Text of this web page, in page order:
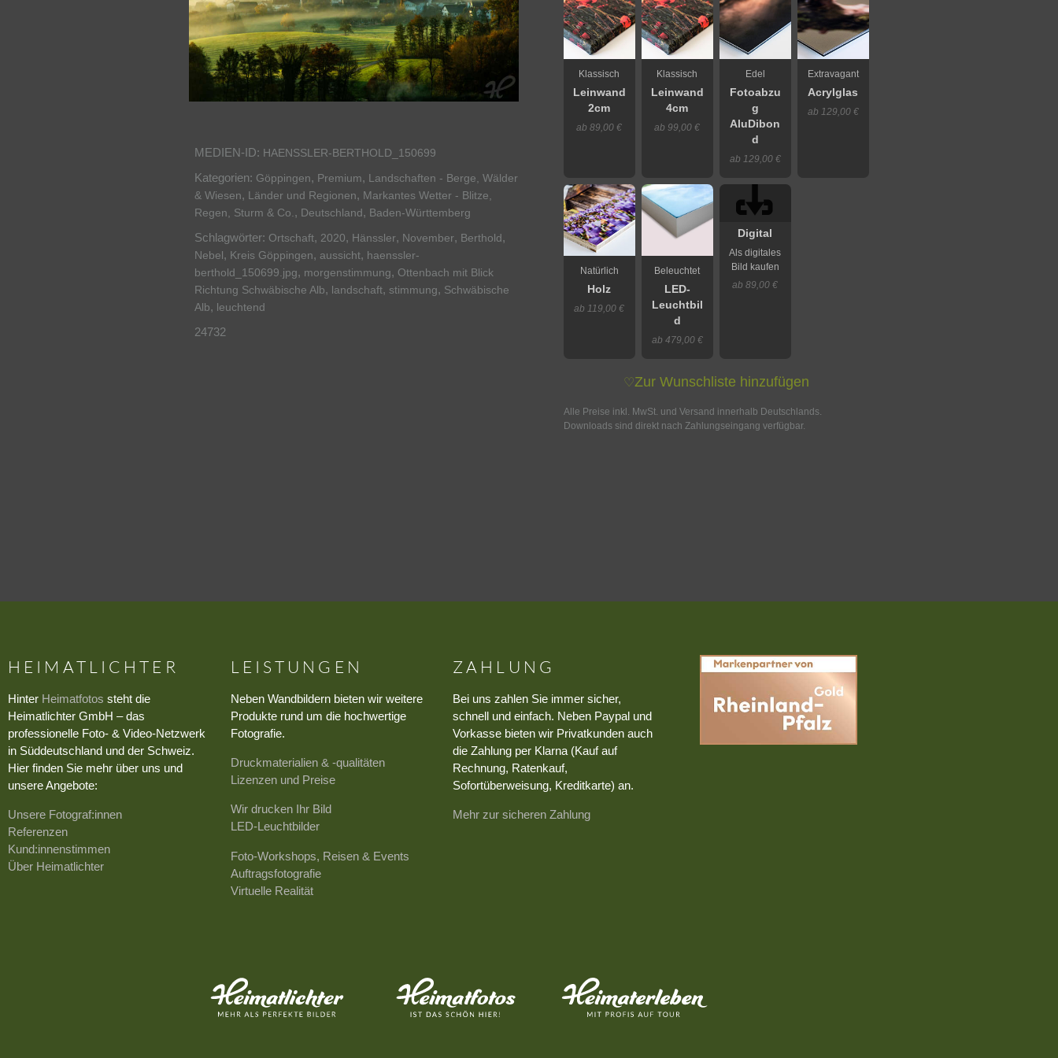
MEDIEN-ID: HAENSSLER-BERTHOLD_150699
Kategorien: Göppingen, Premium, Landschaften - Berge, Wälder
& Wiesen, Länder und Regionen, Markantes Wetter - Blitze,
Regen, Sturm & Co. , Deutschland, Baden-Württemberg
Schlagwörter: Ortschaft, 2020, Hänssler, November, Berthold,
Nebel, Kreis Göppingen, aussicht, haenssler-
berthold_150699.jpg, morgenstimmung, Ottenbach mit Blick
Richtung Schwäbische Alb, landschaft, stimmung, Schwäbische
Alb, leuchtend
24732
Klassisch
Leinwand
2cm
ab 89,00 €
Klassisch
Leinwand
4cm
ab 99,00 €
Edel
Fotoabzu
g
AluDibon
d
ab 129,00 €
Extravagant
Acrylglas
ab 129,00 €
Natürlich
Holz
ab 119,00 €
Beleuchtet
LED-
Leuchtbil
d
ab 479,00 €
Digital
Als digitales
Bild kaufen
ab 89,00 €
♡Zur Wunschliste hinzufügen
Alle Preise inkl. MwSt. und Versand innerhalb Deutschlands.
Downloads sind direkt nach Zahlungseingang verfügbar.
HEIMATLICHTER
Hinter Heimatfotos steht die
Heimatlichter GmbH – das
professionelle Foto- & Video-Netzwerk
in Süddeutschland und der Schweiz.
Hier finden Sie mehr über uns und
unsere Angebote:
Unsere Fotograf:innen
Referenzen
Kund:innenstimmen
Über Heimatlichter
LEISTUNGEN
Neben Wandbildern bieten wir weitere
Produkte rund um die hochwertige
Fotografie.
Druckmaterialien & -qualitäten
Lizenzen und Preise
Wir drucken Ihr Bild
LED-Leuchtbilder
Foto-Workshops, Reisen & Events
Auftragsfotografie
Virtuelle Realität
ZAHLUNG
Bei uns zahlen Sie immer sicher,
schnell und einfach. Neben Paypal und
Vorkasse bieten wir Privatkunden auch
die Zahlung per Klarna (Kauf auf
Rechnung, Ratenkauf,
Sofortüberweisung, Kreditkarte) an.
Mehr zur sicheren Zahlung